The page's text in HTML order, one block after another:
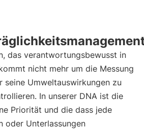
das verantwortungsbewusst in
nicht mehr um die Messung
seine Umweltauswirkungen zu
In unserer DNA ist die
Priorität und die dass jede
oder Unterlassungen